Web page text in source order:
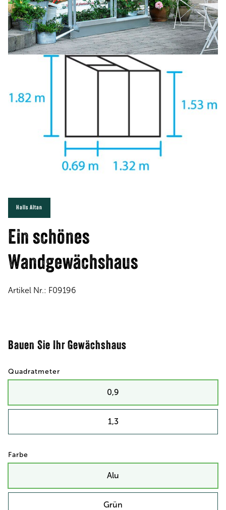
Halls Altan
Ein schönes
Wandgewächshaus
Artikel Nr.: F09196
Bauen Sie Ihr Gewächshaus
Quadratmeter
0,9
1,3
Farbe
Alu
Grün